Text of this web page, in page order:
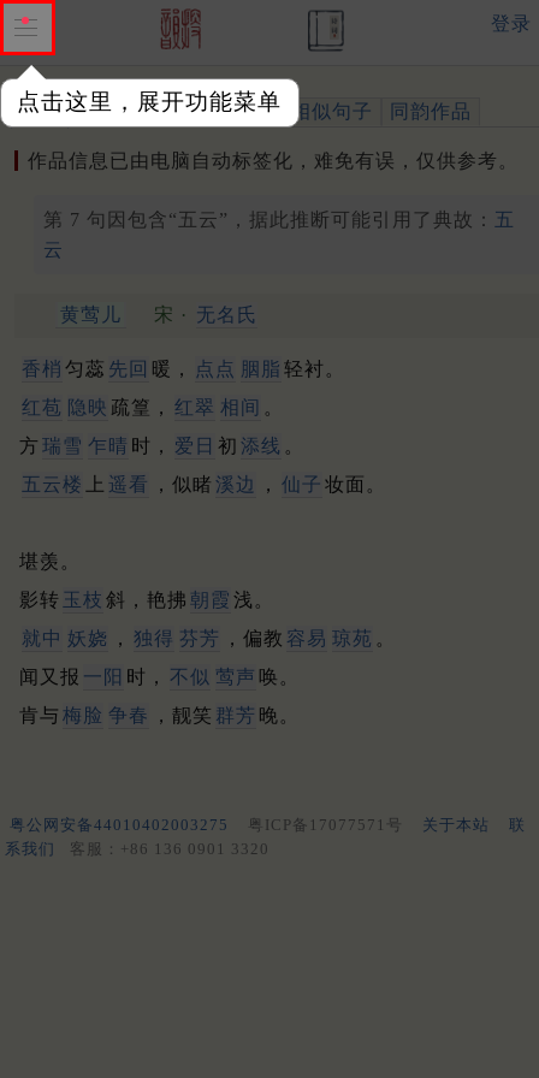
点击这里，展开功能菜单
登录
作品 标注四声 出处、引用 相似句子 同韵作品
作品信息已由电脑自动标签化，难免有误，仅供参考。
第 7 句因包含“五云”，据此推断可能引用了典故： 五
云
黄莺儿 宋 · 无名氏
香梢 匀蕊 先回 暖， 点点 胭脂 轻衬。
红苞 隐映 疏篁， 红翠 相间 。
方 瑞雪 乍晴 时， 爱日 初 添线 。
五云楼
上 遥看 ，似睹 溪边 ， 仙子 妆面。
堪羡。
影转 玉枝 斜，艳拂 朝霞 浅。
就中 妖娆 ， 独得 芬芳 ，偏教 容易 琼苑 。
闻又报 一阳 时， 不似 莺声 唤。
肯与 梅脸 争春 ，靓笑 群芳 晚。
粤公网安备44010402003275 粤ICP备17077571号 关于本站
联
系我们
客服：+86 136 0901 3320